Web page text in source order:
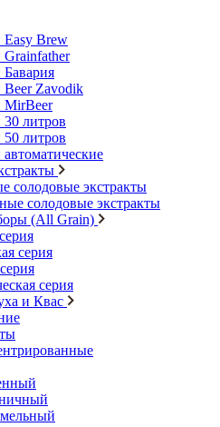
Brew
Zavodik
MirBeer
литров
литров
солодовые экстракты
солодовые экстракты
(All Grain)
серия
серия
и Квас